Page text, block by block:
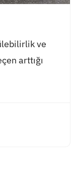
ve
arttığı